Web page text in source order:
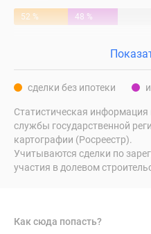
52 % 48 %
сделки без ипотеки
Статистическая
службы государственной
картографии (Росреестр).
Учитываются сделки по
участия в долевом
Как сюда попасть?